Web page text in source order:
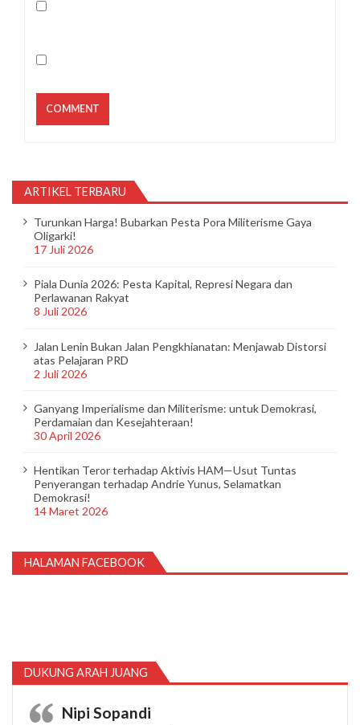
ARTIKEL TERBARU
Turunkan Harga! Bubarkan Pesta Pora Militerisme Gaya
Oligarki!
17 Juli 2026
Piala Dunia 2026: Pesta Kapital, Represi Negara dan
Perlawanan Rakyat
8 Juli 2026
Jalan Lenin Bukan Jalan Pengkhianatan: Menjawab Distorsi
atas Pelajaran PRD
2 Juli 2026
Ganyang Imperialisme dan Militerisme: untuk Demokrasi,
Perdamaian dan Kesejahteraan!
30 April 2026
Hentikan Teror terhadap Aktivis HAM—Usut Tuntas
Penyerangan terhadap Andrie Yunus, Selamatkan
Demokrasi!
14 Maret 2026
HALAMAN FACEBOOK
DUKUNG ARAH JUANG
Nipi Sopandi